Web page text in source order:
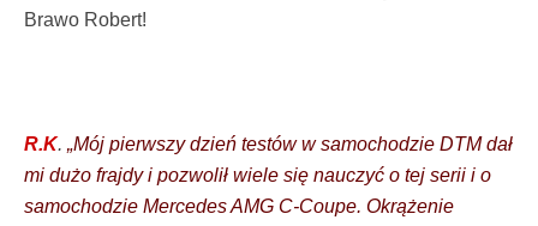
Brawo Robert!
R.K. „Mój pierwszy dzień testów w samochodzie DTM dał
mi dużo frajdy i pozwolił wiele się nauczyć o tej serii i o
samochodzie Mercedes AMG C-Coupe. Okrążenie